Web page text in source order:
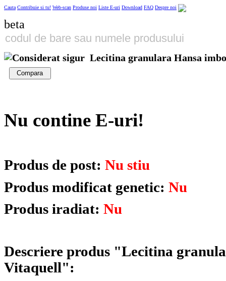
Cauta Contribuie si tu! Web-scan Produse noi Liste E-uri Download FAQ Despre noi
beta
Lecitina granulara Hansa
Compara
Nu contine E-uri!
Produs de post: Nu stiu
Produs modificat genetic: Nu
Produs iradiat: Nu
Descriere produs "Lecitina
Vitaquell":